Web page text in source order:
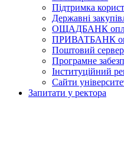
Підтримка
Державні
ОЩАДБАНК
ПРИВАТБАНК
Поштовий сервер
Програмне
Інституційний
Сайти
Запитати у ректора